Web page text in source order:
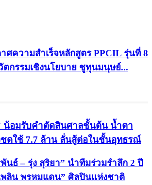
ศความสำเร็จหลักสูตร PPCIL รุ่นที่ 8
ตกรรมเชิงนโยบาย ชูทุนมนุษย์...
น้อมรับคำตัดสินศาลชั้นต้น น้ำตา
ดใช้ 7.7 ล้าน ลั่นสู้ต่อในชั้นอุทธรณ์
นธ์ – รุ่ง สุริยา” นำทีมร่วมรำลึก 2 ปี
พลิน พรหมแดน” ศิลปินแห่งชาติ